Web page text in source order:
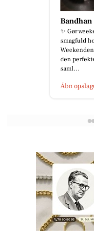
✨ Gør
smagfuld
den
saml...
Åbn